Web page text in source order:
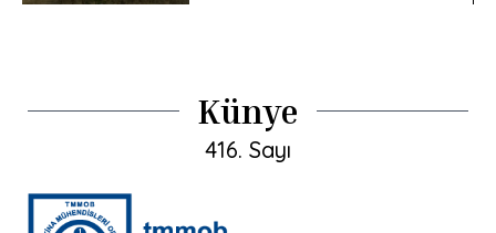
Künye
416. Sayı